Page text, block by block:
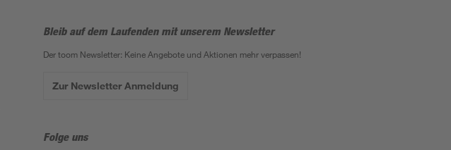
Bleib auf dem Laufenden mit unserem Newsletter
Der toom Newsletter: Keine Angebote und Aktionen mehr verpassen!
Zur Newsletter Anmeldung
Folge uns